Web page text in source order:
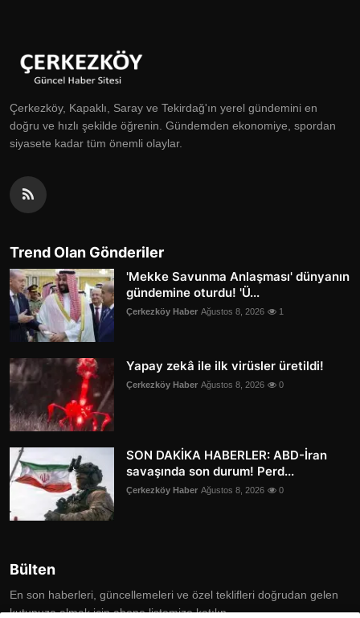
Çerkezköy, Kapaklı, Saray ve Tekirdağ'ın yerel gündemini en
doğru ve hızlı şekilde öğrenin. Gündemden ekonomiye, spordan
siyasete kadar tüm önemli olaylar.
Trend Olan Gönderiler
'Mekke Savunma Anlaşması' dünyanın
gündemine oturdu! 'Ü...
Çerkezköy Haber Ağustos 8, 2026 1
Yapay zekâ ile ilk virüsler üretildi!
Çerkezköy Haber Ağustos 8, 2026 0
SON DAKİKA HABERLER: ABD-İran
savaşında son durum! Perd...
Çerkezköy Haber Ağustos 8, 2026 0
Bülten
En son haberleri, güncellemeleri ve özel teklifleri doğrudan gelen
kutunuza almak için abone listemize katılın